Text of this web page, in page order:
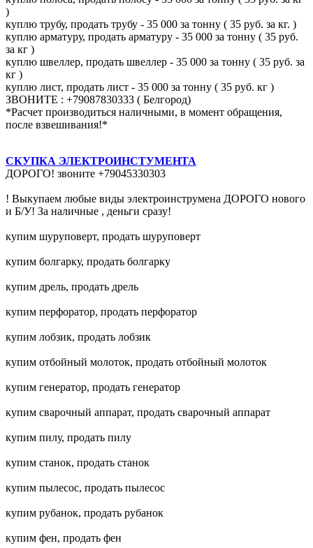
)
куплю трубу, продать трубу - 35 000 за тонну ( 35 руб. за кг. )
куплю арматуру, продать арматуру - 35 000 за тонну ( 35 руб.
за кг )
куплю швеллер, продать швеллер - 35 000 за тонну ( 35 руб. за
кг )
куплю лист, продать лист - 35 000 за тонну ( 35 руб. кг )
ЗВОНИТЕ : +79087830333 ( Белгород)
*Расчет производиться наличными, в момент обращения,
после взвешивания!*
СКУПКА ЭЛЕКТРОИНСТУМЕНТА
ДОРОГО! звоните +79045330303
! Выкупаем любые виды электроинструмена ДОРОГО нового
и Б/У! За наличные , деньги сразу!
купим шуруповерт, продать шуруповерт
купим болгарку, продать болгарку
купим дрель, продать дрель
купим перфоратор, продать перфоратор
купим лобзик, продать лобзик
купим отбойный молоток, продать отбойный молоток
купим генератор, продать генератор
купим сварочный аппарат, продать сварочный аппарат
купим пилу, продать пилу
купим станок, продать станок
купим пылесос, продать пылесос
купим рубанок, продать рубанок
купим фен, продать фен